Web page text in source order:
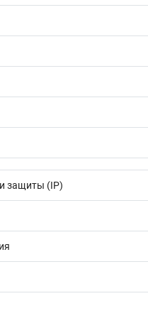
защиты (IP)